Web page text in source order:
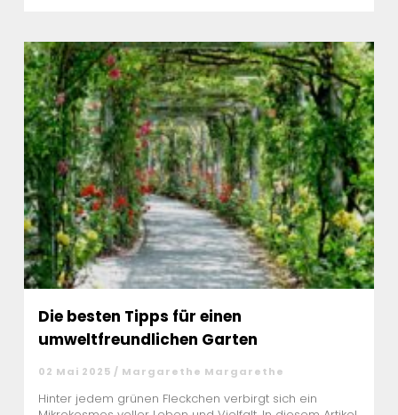
Die besten Tipps für einen
umweltfreundlichen Garten
02 Mai 2025 / Margarethe Margarethe
Hinter jedem grünen Fleckchen verbirgt sich ein